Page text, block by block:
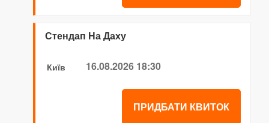
Стендап На Даху
Київ 16.08.2026 18:30
ПРИДБАТИ КВИТОК